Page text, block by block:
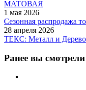
МАТОВАЯ
1 мая 2026
Сезонная распродажа
28 апреля 2026
ТЕКС: Металл и
Ранее вы смотрели